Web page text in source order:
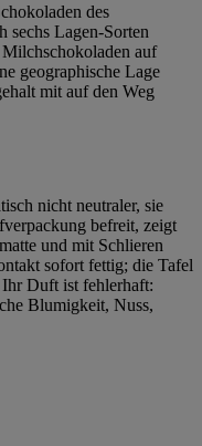
des
sechs Lagen-Sorten
Milchschokoladen auf
geographische Lage
mit auf den Weg
nicht neutraler, sie
befreit, zeigt
und mit Schlieren
sofort fettig; die Tafel
Duft ist fehlerhaft:
Blumigkeit, Nuss,